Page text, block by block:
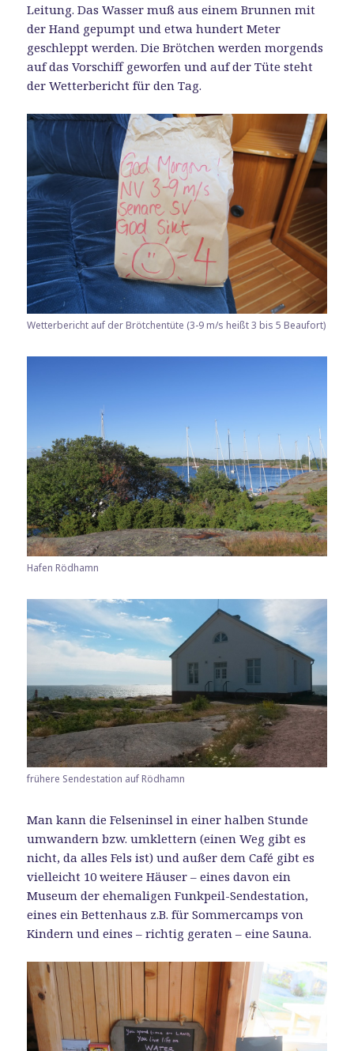
Leitung. Das Wasser muß aus einem Brunnen mit
der Hand gepumpt und etwa hundert Meter
geschleppt werden. Die Brötchen werden morgends
auf das Vorschiff geworfen und auf der Tüte steht
der Wetterbericht für den Tag.
Wetterbericht auf der Brötchentüte (3-9 m/s heißt 3 bis 5 Beaufort)
Hafen Rödhamn
frühere Sendestation auf Rödhamn
Man kann die Felseninsel in einer halben Stunde
umwandern bzw. umklettern (einen Weg gibt es
nicht, da alles Fels ist) und außer dem Café gibt es
vielleicht 10 weitere Häuser – eines davon ein
Museum der ehemaligen Funkpeil-Sendestation,
eines ein Bettenhaus z.B. für Sommercamps von
Kindern und eines – richtig geraten – eine Sauna.